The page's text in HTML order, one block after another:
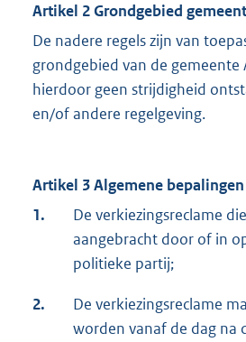
Artikel 2 Grondgebied
De nadere regels zijn van
grondgebied van de gemeente
hierdoor geen strijdigheid
en/of andere regelgeving.
Artikel 3 Algemene
1.
De verkiezingsreclame
aangebracht door of in
politieke partij;
2.
De verkiezingsreclame
worden vanaf de dag na